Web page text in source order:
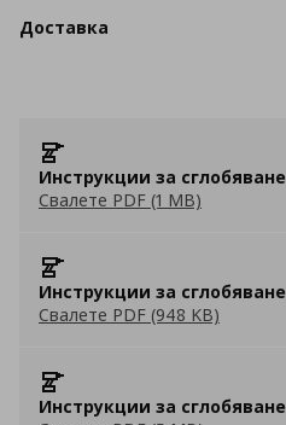
Доставка
Инструкции за сглобяване
Свалете PDF (1 MB)
Инструкции за сглобяване
Свалете PDF (948 KB)
Инструкции за сглобяване